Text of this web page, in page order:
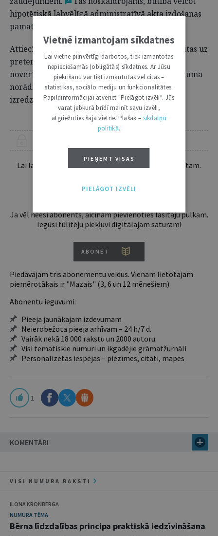
hipotētiskā labvēlīgā administratīvā akta izdošanas
pamatotības pārbaudi.
Attiecībā uz vispārīgi paredzamās attīstības gaitas uz
pretendenta uzvaras izredžu hipotētisko
novērtēšanu jāņem vērā ne tikai pasūtītāja lēmumā
norādītie apstākļi, bet arī citi apstākļi, kas šīs
izredzes, iespējams, varēja ietekmēt.
Lai lasītu šo rakstu tālāk, Tev jābūt žurnāla abonentam.
Ja vēl neesi abonents, aicinām pievienoties lasītāju pulkam.
Iegūsi tūlītēju piekļuvi digitālajam saturam!
ABONĒT
Piedāvājam trīs abonementu veidus. Vienam lietotājam
piemērotākais ir "Mazais" (3, 6 un 12 mēnešiem).
Abonentu ieguvumi:
Pieeja jaunākajam izdevumam
Neierobežota pieeja arhīvam – 24 h/7 d.
Vairāk nekā 18 000 rakstu un 2000 autoru
Visi tematiskie numuri un ikgadējie grāmatžurnāli
Personalizētās iespējas – piezīmes, citāti, mapes
1
KOMENTĀRI
VISI NUMURA RAKSTI
ILONA KRONBERGA
NUMURA TĒMA
Bērna līdzdalības principa praktiskā iedzīvināšana
Vietnē izmantojam sīkdatnes
Lai vietne pilnvērtīgi darbotos, tiek izmantotas
nepieciešamās (obligātās) sīkdatnes. Ar Jūsu
piekrišanu var tikt izmantotas vēl citas –
statistikas, sociālo mediju un funkcionalitātes.
Papildinformācijai atveriet "Pielāgot izvēli". Jūs
varat jebkurā brīdī mainīt savu izvēli,
atgriežoties šajā vietnē. Plašāk – sīkdatņu
politikā.
PIEŅEMT VISAS
PIELĀGOT IZVĒLI